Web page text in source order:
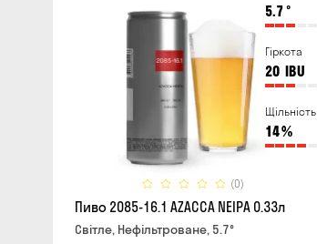
5.7°
Гіркота
20 IBU
Щільність
14%
(0)
Пиво 2085-16.1 AZACCA NEIPA 0.33л
Світле, Нефільтроване, 5.7°